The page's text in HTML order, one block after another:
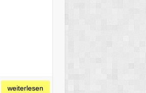
weiterlesen